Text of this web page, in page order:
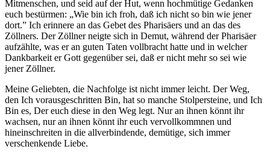
Mitmenschen, und seid auf der Hut, wenn hochmütige Gedanken
euch bestürmen: „Wie bin ich froh, daß ich nicht so bin wie jener
dort.” Ich erinnere an das Gebet des Pharisäers und an das des
Zöllners. Der Zöllner neigte sich in Demut, während der Pharisäer
aufzählte, was er an guten Taten vollbracht hatte und in welcher
Dankbarkeit er Gott gegenüber sei, daß er nicht mehr so sei wie
jener Zöllner.
Meine Geliebten, die Nachfolge ist nicht immer leicht. Der Weg,
den Ich vorausgeschritten Bin, hat so manche Stolpersteine, und Ich
Bin es, Der euch diese in den Weg legt. Nur an ihnen könnt ihr
wachsen, nur an ihnen könnt ihr euch vervollkommnen und
hineinschreiten in die allverbindende, demütige, sich immer
verschenkende Liebe.